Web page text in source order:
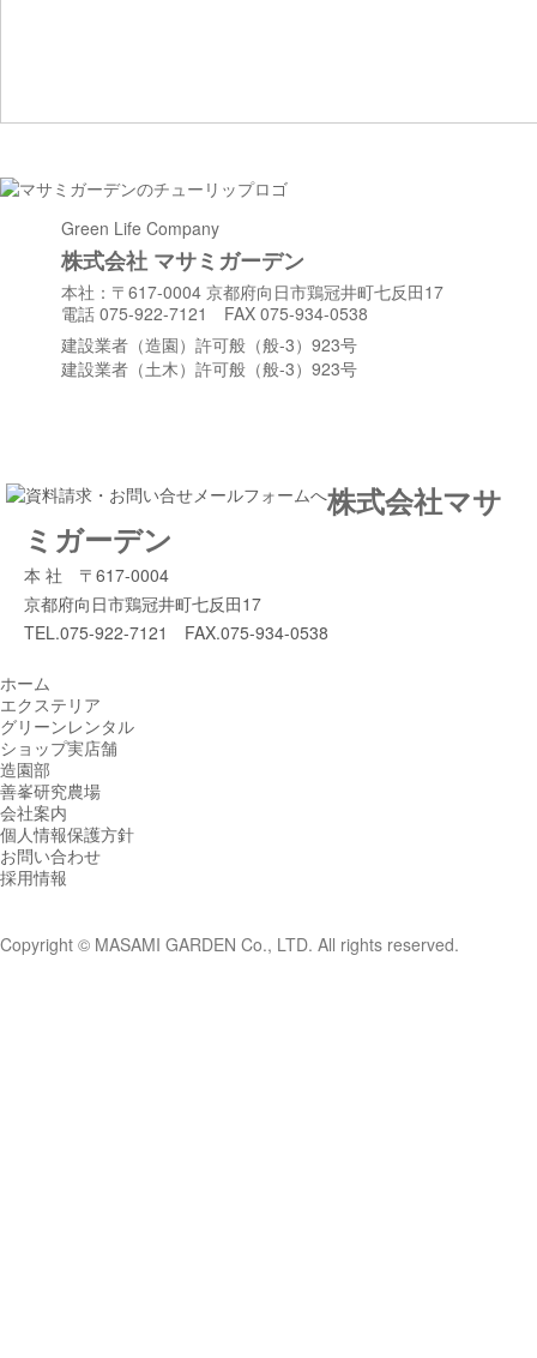
Green Life Company
株式会社 マサミガーデン
本社：〒617-0004 京都府向日市鶏冠井町七反田17
電話 075-922-7121 FAX 075-934-0538
建設業者（造園）許可般（般-3）923号
建設業者（土木）許可般（般-3）923号
株式会社マサ
ミガーデン
本 社 〒617-0004
京都府向日市鶏冠井町七反田17
TEL.075-922-7121 FAX.075-934-0538
ホーム
エクステリア
グリーンレンタル
ショップ実店舗
造園部
善峯研究農場
会社案内
個人情報保護方針
お問い合わせ
採用情報
Copyright © MASAMI GARDEN Co., LTD. All rights reserved.